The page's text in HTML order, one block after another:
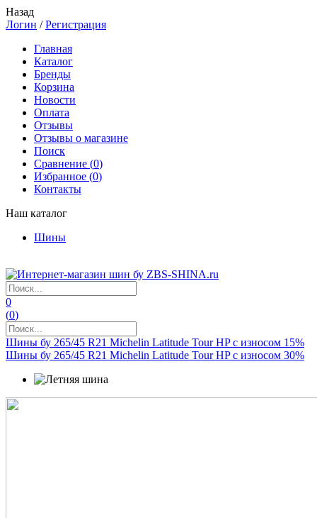
Назад
Логин /Регистрация
Главная
Каталог
Бренды
Корзина
Новости
Оплата
Отзывы
Отзывы о магазине
Поиск
Сравнение (0)
Избранное (0)
Контакты
Наш каталог
Шины
0
(0)
Шины бу 265/45 R21 Michelin Latitude Tour HP с износом 15%
Шины бу 265/45 R21 Michelin Latitude Tour HP с износом 30%